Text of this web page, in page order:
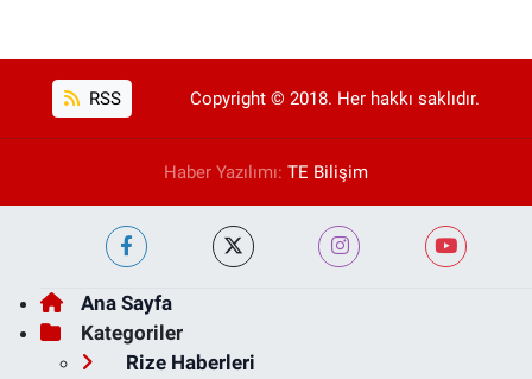
RSS Copyright © 2018. Her hakkı saklıdır.
Haber Yazılımı: TE Bilişim
Ana Sayfa
Kategoriler
Rize Haberleri